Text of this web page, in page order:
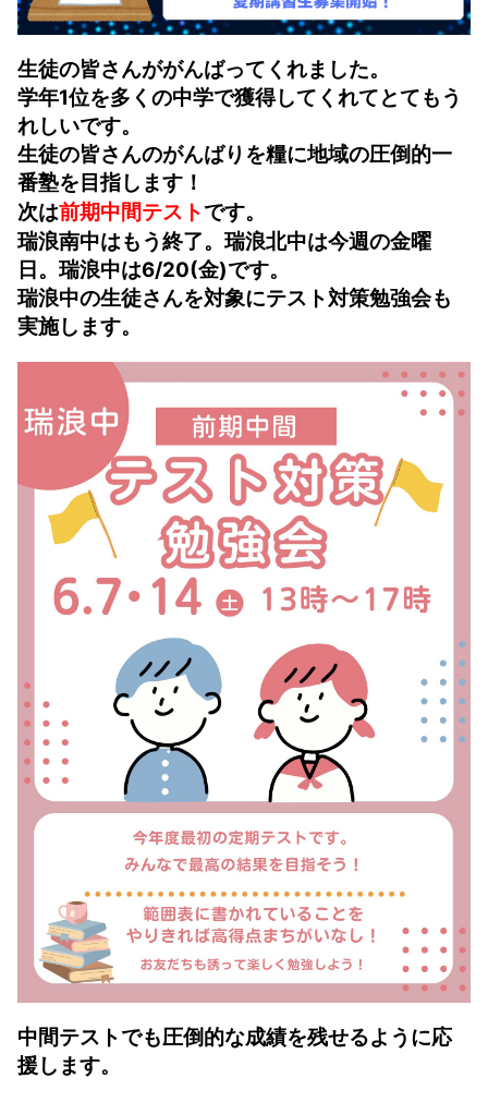
生徒の皆さんががんばってくれました。
学年1位を多くの中学で獲得してくれてとてもう
れしいです。
生徒の皆さんのがんばりを糧に地域の圧倒的一
番塾を目指します！
次は前期中間テストです。
瑞浪南中はもう終了。瑞浪北中は今週の金曜
日。瑞浪中は6/20(金)です。
瑞浪中の生徒さんを対象にテスト対策勉強会も
実施します。
中間テストでも圧倒的な成績を残せるように応
援します。